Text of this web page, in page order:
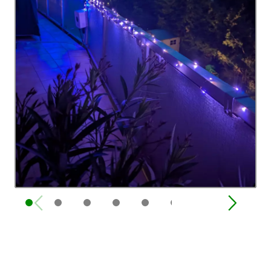
und Kraft – und hilft, viele tiefe Wunden zu
heilen."
gelernt, das Schweigen zu brechen –
zuhause, bei Ärzt*innen und überall dort, wo
überHuntington gesprochen werden muss.
Denn nur wenn du offen darüber sprichst,
kannst du Vorurteile abbauen und echte
Unterstützungschaffen.“